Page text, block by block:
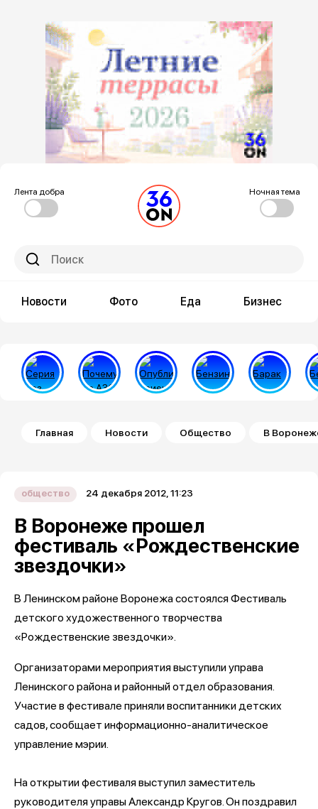
Лента добра Ночная тема
Новости Фото Еда Бизнес
Строка навигации
Главная Новости Общество В
общество 24 декабря 2012, 11:23
В Воронеже прошел
фестиваль «Рождественские
звездочки»
В Ленинском районе Воронежа состоялся Фестиваль
детского художественного творчества
«Рождественские звездочки».
Организаторами мероприятия выступили управа
Ленинского района и районный отдел образования.
Участие в фестивале приняли воспитанники детских
садов, сообщает информационно-аналитическое
управление мэрии.
На открытии фестиваля выступил заместитель
руководителя управы Александр Кругов. Он поздравил